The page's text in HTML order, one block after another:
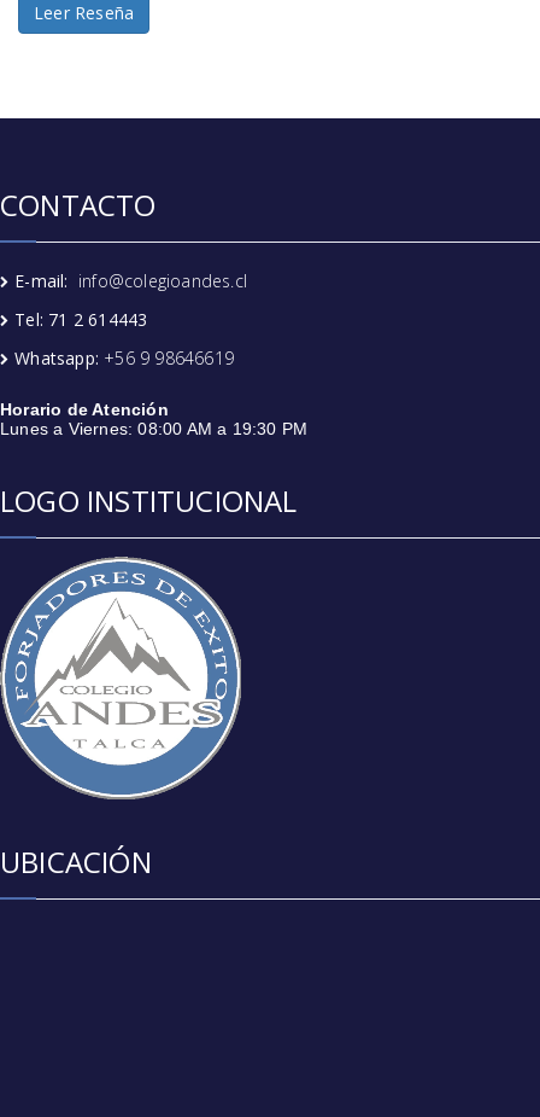
Leer Reseña
CONTACTO
E-mail: info@colegioandes.cl
Tel: 71 2 614443
Whatsapp: +56 9 98646619
Horario de Atención
Lunes a Viernes: 08:00 AM a 19:30 PM
LOGO INSTITUCIONAL
UBICACIÓN